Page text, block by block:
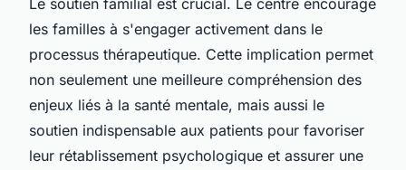
les familles à s'engager activement dans le
processus thérapeutique. Cette implication permet
non seulement une meilleure compréhension des
enjeux liés à la santé mentale, mais aussi le
soutien indispensable aux patients pour favoriser
leur rétablissement psychologique et assurer une